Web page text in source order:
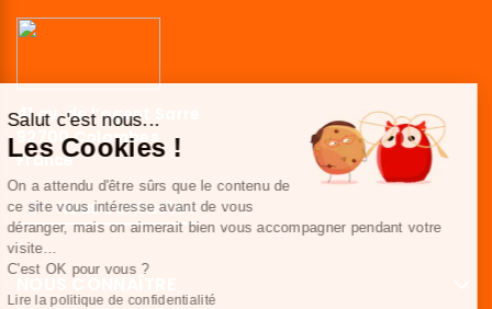
41 av. de l’agent Sarre
92700 Colombes
France
Nous contacter
NOUS CONNAÎTRE
Salut c'est nous...
Les Cookies !
On a attendu d'être sûrs que le contenu de
ce site vous intéresse avant de vous
déranger, mais on aimerait bien vous accompagner pendant votre
visite...
C'est OK pour vous ?
Lire la politique de confidentialité